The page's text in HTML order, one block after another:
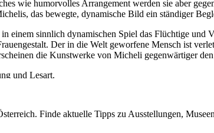
wie humorvolles Arrangement werden sie aber
das bewegte, dynamische Bild ein ständiger
einem sinnlich dynamischen Spiel das Flüchtige und
Der in die Welt geworfene Mensch ist
die Kunstwerke von Micheli gegenwärtiger
und Lesart.
Photographie sowie an der Akademie der
(2008), das Atelierstipendium London (2009) und
Finde aktuelle Tipps zu Ausstellungen,